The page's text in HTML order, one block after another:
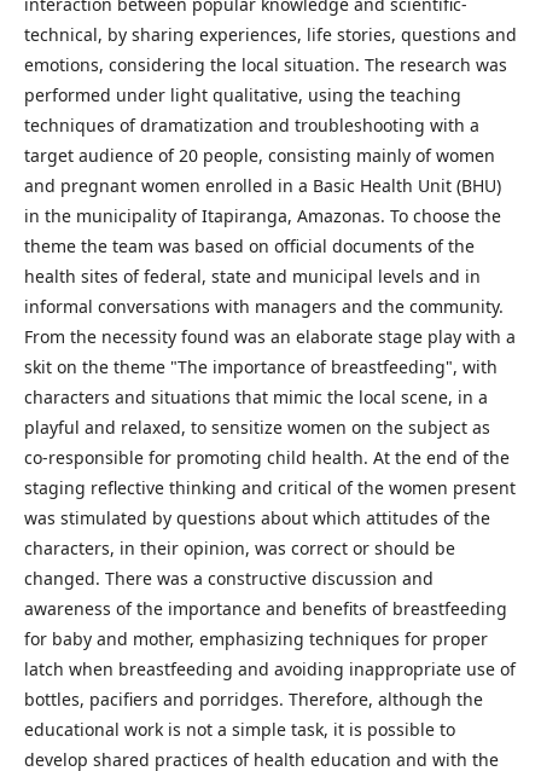
technical, by sharing experiences, life stories, questions and
emotions, considering the local situation. The research was
performed under light qualitative, using the teaching
techniques of dramatization and troubleshooting with a
target audience of 20 people, consisting mainly of women
and pregnant women enrolled in a Basic Health Unit (BHU)
in the municipality of Itapiranga, Amazonas. To choose the
theme the team was based on official documents of the
health sites of federal, state and municipal levels and in
informal conversations with managers and the community.
From the necessity found was an elaborate stage play with a
skit on the theme "The importance of breastfeeding", with
characters and situations that mimic the local scene, in a
playful and relaxed, to sensitize women on the subject as
co-responsible for promoting child health. At the end of the
staging reflective thinking and critical of the women present
was stimulated by questions about which attitudes of the
characters, in their opinion, was correct or should be
changed. There was a constructive discussion and
awareness of the importance and benefits of breastfeeding
for baby and mother, emphasizing techniques for proper
latch when breastfeeding and avoiding inappropriate use of
bottles, pacifiers and porridges. Therefore, although the
educational work is not a simple task, it is possible to
develop shared practices of health education and with the